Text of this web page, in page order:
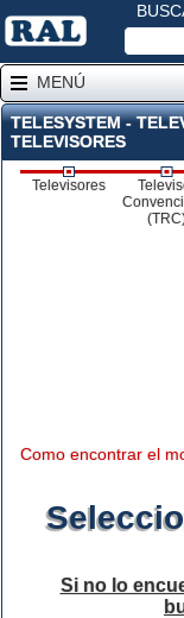
MENÚ
TELESYSTEM -
TELEVISORES
Televisores
Como encontrar el
Si no lo